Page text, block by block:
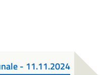
- 11.11.2024